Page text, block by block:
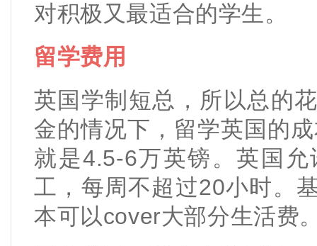
对积极又最适合的学生。
留学费用
英国学制短总，所以总的
金的情况下，留学英国的
就是4.5-6万英镑。英国
工，每周不超过20小时。
本可以cover大部分生活费